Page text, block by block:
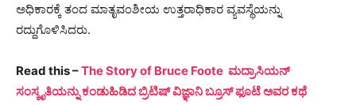
ಅಧಿಕಾರಕ್ಕೆ ತಂದ ಮಾತೃವಂಶೀಯ ಉತ್ತರಾಧಿಕಾರ ವ್ಯವಸ್ಥೆಯನ್ನು
ರದ್ದುಗೊಳಿಸಿದರು.
Read this –The Story of Bruce Foote ಮದ್ರಾಸಿಯನ್
ಸಂಸ್ಕೃತಿಯನ್ನು ಕಂಡುಹಿಡಿದ ಬ್ರಿಟಿಷ್ ವಿಜ್ಞಾನಿ ಬ್ರೂಸ್ ಫೂಟೆ ಅವರ ಕಥೆ